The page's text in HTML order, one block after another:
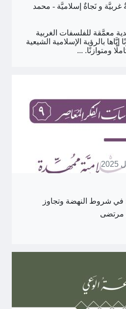
غربيَّة و نَجاةٌ إسلاميَّة - محمد
معمَّقة للفلسفات الغربية
إيَّاها بالرؤية الإسلامية الشيعية
ومتوازنًا. ...
في شروط النهضة وتجاوز
مرتضى